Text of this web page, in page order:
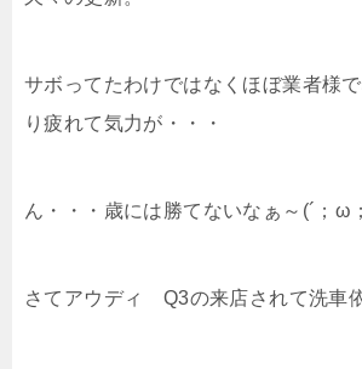
サボってたわけではなくほぼ業者様
り疲れて気力が・・・
ん・・・歳には勝てないなぁ～(´；ω
さてアウディ Q3の来店されて洗車